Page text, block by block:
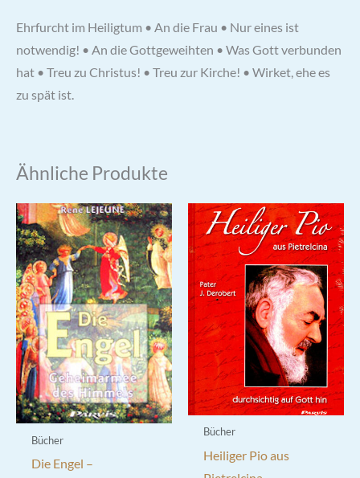
Ehrfurcht im Heiligtum • An die Frau • Nur eines ist
notwendig! • An die Gottgeweihten • Was Gott verbunden
hat • Treu zu Christus! • Treu zur Kirche! • Wirket, ehe es
zu spät ist.
Ähnliche Produkte
Bücher
Die Engel –
Bücher
Heiliger Pio aus